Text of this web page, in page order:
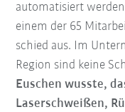
automatisiert
einem der 65
schied aus. Im
Region sind keine
Euschen wusste,
Laserschweißen,